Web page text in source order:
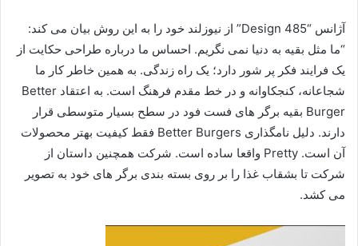
آژانس “485 Design” از نیوزلند خود را به این روش بیان می کند:
“ما مثل بقیه به دنیا نمی نگریم. احساس ما درباره طراحی حکایت از
یک فرایند فکر پر شور دارد؛ یک راه زندگی. به همین خاطر کار ما
شجاعانه، کنجکاوانه و در خط مقدم فرهنگ است. به اعتقاد Better
Burger بقیه برگر های فست فود در سطح بسیار متوسطی قرار
دارند. دلیل نامگذاری Better Burgers فقط کیفیت بهتر محصولات
آن است. Pretty واقعا ساده است. شرکت همچنین داستان از
شرکت تا بشقاب غذا را بر روی بسته بندی برگر های خود به تصویر
می کشد.